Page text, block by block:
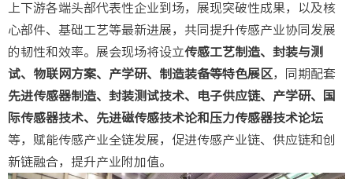
上下游各端头部代表性企业到场，展现突破性成果，以及核
心部件、基础工艺等最新进展，共同提升传感产业协同发展
的韧性和效率。展会现场将设立传感工艺制造、封装与测
试、物联网方案、产学研、制造装备等特色展区 ，同期配套
先进传感器制造、封装测试技术、电子供应链、产学研、国
际传感器技术、先进磁传感技术论和压力传感器技术论坛
等，赋能传感产业全链发展，促进传感产业链、供应链和创
新链融合，提升产业附加值。